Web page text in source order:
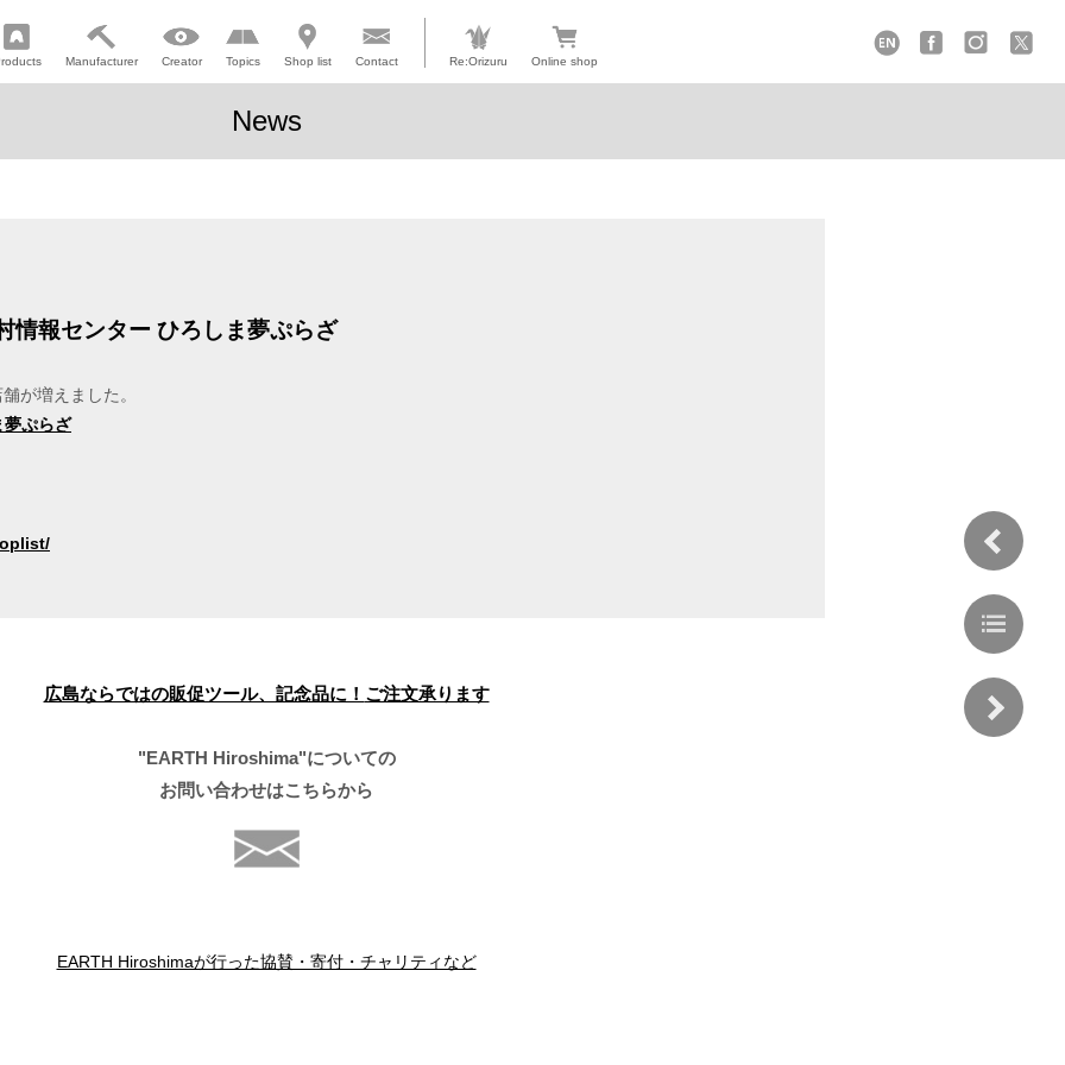
Manufacturer Creator Topics Shop list Contact Re:Orizuru Online shop
News
情報センター ひろしま夢ぷらざ
が増えました。
夢ぷらざ
広島ならではの販促ツール、記念品に！ ご注文承ります
"EARTH Hiroshima"についての
お問い合わせはこちらから
EARTH Hiroshimaが行った協賛・寄付・チャリティなど